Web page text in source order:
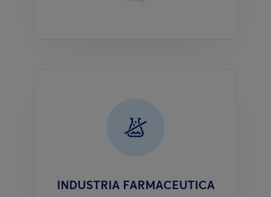
INDUSTRIA FARMACEUTICA